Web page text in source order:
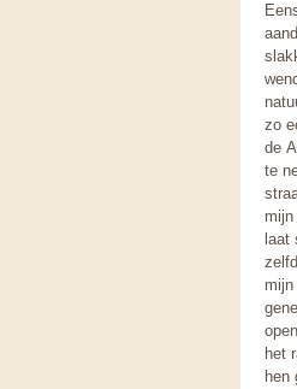
zo
de
te
laat
het
hen